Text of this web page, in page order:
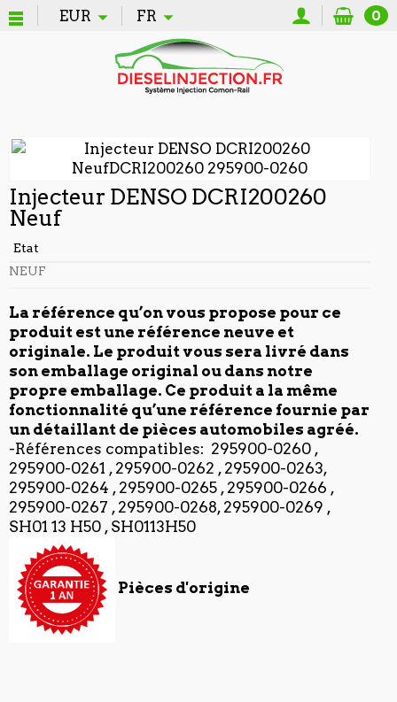
EUR FR 0
Injecteur DENSO DCRI200260
Neuf
Etat
NEUF
La référence qu’on vous propose pour ce
produit est une référence neuve et
originale. Le produit vous sera livré dans
son emballage original ou dans notre
propre emballage. Ce produit a la même
fonctionnalité qu’une référence fournie par
un détaillant de pièces automobiles agréé.
-Références compatibles: 295900-0260 ,
295900-0261 , 295900-0262 , 295900-0263,
295900-0264 , 295900-0265 , 295900-0266 ,
295900-0267 , 295900-0268, 295900-0269 ,
SH01 13 H50 , SH0113H50
Pièces d'origine